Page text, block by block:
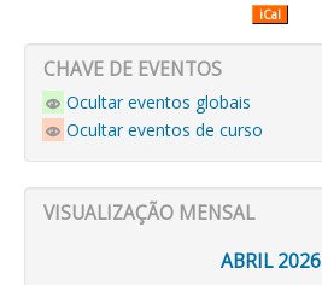
iCal
CHAVE DE EVENTOS
Ocultar eventos globais
Ocultar eventos de curso
VISUALIZAÇÃO MENSAL
ABRIL 2026